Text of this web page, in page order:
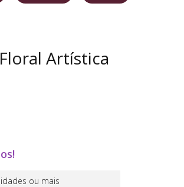
Artística
ou mais